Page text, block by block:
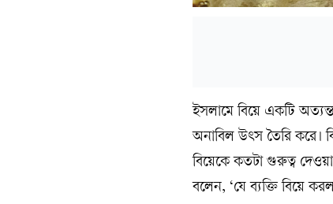
ইসলামে বিয়ে একটি
অনাবিল উৎস তৈরি করে।
বিয়েকে কতটা গুরুত্ব
বলেন, ‘যে ব্যক্তি বিয়ে